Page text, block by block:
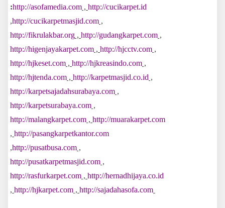
:http://asofamedia.com , http://cucikarpet.id
,http://cucikarpetmasjid.com ,
http://fikrulakbar.org , http://gudangkarpet.com ,
http://higenjayakarpet.com , http://hjcctv.com ,
http://hjkeset.com , http://hjkreasindo.com ,
http://hjtenda.com , http://karpetmasjid.co.id ,
http://karpetsajadahsurabaya.com ,
http://karpetsurabaya.com ,
http://malangkarpet.com , http://muarakarpet.com
, http://pasangkarpetkantor.com
,http://pusatbusa.com ,
http://pusatkarpetmasjid.com ,
http://rasfurkarpet.com , http://hernadhijaya.co.id
, http://hjkarpet.com , http://sajadahasofa.com